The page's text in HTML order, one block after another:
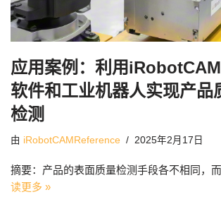
应用案例：利用
软件和工业机器人实现产品
检测
由 iRobotCAMReference 2025年2月17日
摘要：产品的表面质量检测手段各不相同，
读更多 »